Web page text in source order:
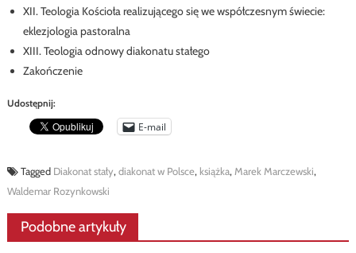
XII. Teologia Kościoła realizującego się we współczesnym świecie:
eklezjologia pastoralna
XIII. Teologia odnowy diakonatu stałego
Zakończenie
Udostępnij:
E-mail
Tagged Diakonat stały, diakonat w Polsce, książka, Marek Marczewski,
Waldemar Rozynkowski
Podobne artykuły